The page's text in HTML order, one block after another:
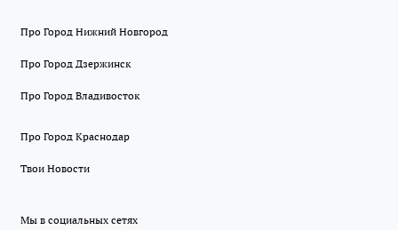
Про Город Нижний Новгород
Про Город Дзержинск
Про Город Владивосток
Про Город Краснодар
Твои Новости
Мы в социальных сетях